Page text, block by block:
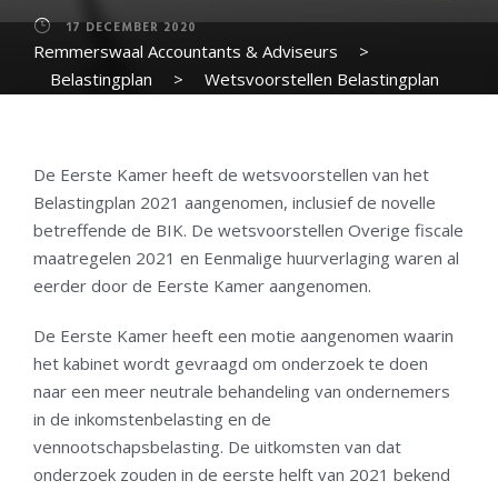
17 DECEMBER 2020
Remmerswaal Accountants & Adviseurs
>
Belastingplan
>
Wetsvoorstellen Belastingplan
De Eerste Kamer heeft de wetsvoorstellen van het
Belastingplan 2021 aangenomen, inclusief de novelle
betreffende de BIK. De wetsvoorstellen Overige fiscale
maatregelen 2021 en Eenmalige huurverlaging waren al
eerder door de Eerste Kamer aangenomen.
De Eerste Kamer heeft een motie aangenomen waarin
het kabinet wordt gevraagd om onderzoek te doen
naar een meer neutrale behandeling van ondernemers
in de inkomstenbelasting en de
vennootschapsbelasting. De uitkomsten van dat
onderzoek zouden in de eerste helft van 2021 bekend